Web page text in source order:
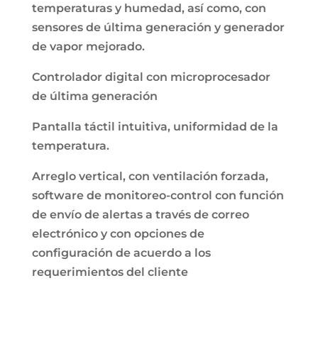
temperaturas y humedad, así como, con
sensores de última generación y generador
de vapor mejorado.
Controlador digital con microprocesador
de última generación
Pantalla táctil intuitiva, uniformidad de la
temperatura.
Arreglo vertical, con ventilación forzada,
software de monitoreo-control con función
de envío de alertas a través de correo
electrónico y con opciones de
configuración de acuerdo a los
requerimientos del cliente